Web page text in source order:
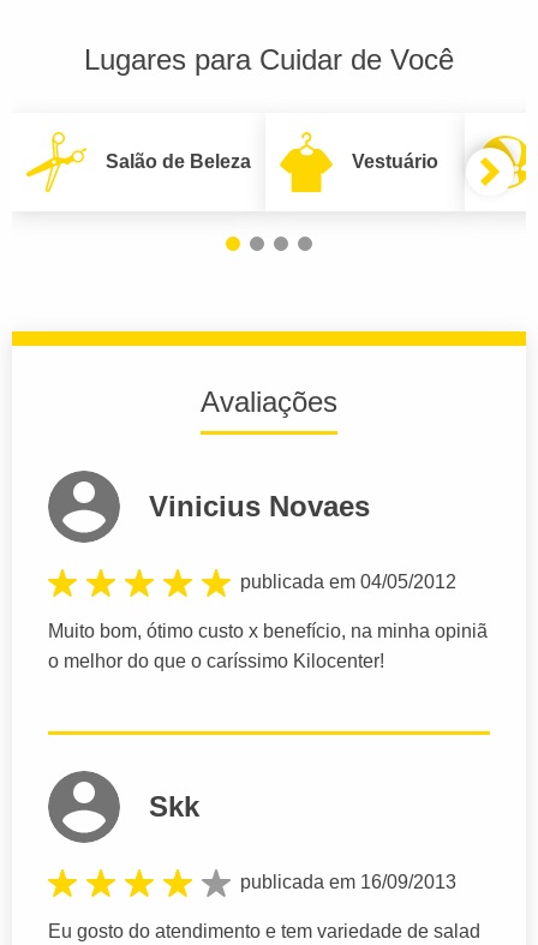
Lugares para Cuidar de Você
Salão de Beleza Vestuário
Avaliações
Vinicius Novaes
publicada em 04/05/2012
Muito bom, ótimo custo x benefício, na minha opiniã
o melhor do que o caríssimo Kilocenter!
Skk
publicada em 16/09/2013
Eu gosto do atendimento e tem variedade de salad